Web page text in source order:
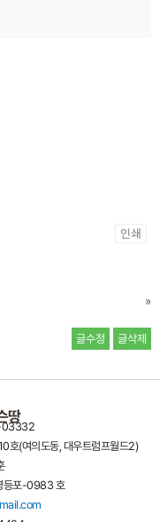
인쇄
»
글수정 글삭제
땅
03332
호(여의도동, 대우트럼프월드2)
등포-0983 호